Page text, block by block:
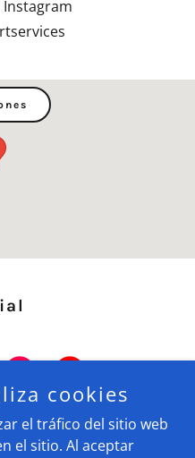
Instagram
cookies
el tráfico del sitio web
el sitio. Al aceptar